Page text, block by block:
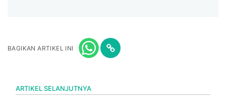
BAGIKAN ARTIKEL INI
ARTIKEL SELANJUTNYA